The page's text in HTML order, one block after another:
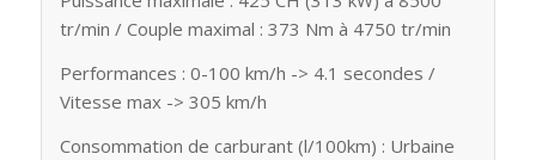
tr/min / Couple maximal : 373 Nm à 4750 tr/min
Performances : 0-100 km/h -> 4.1 secondes /
Vitesse max -> 305 km/h
Consommation de carburant (l/100km) : Urbaine